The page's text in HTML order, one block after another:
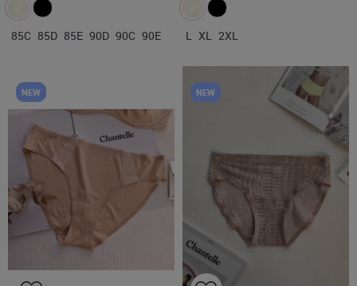
85C 85D 85E 90D 90C 90E L XL 2XL
NEW NEW